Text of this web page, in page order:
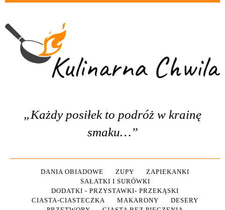
„Każdy posiłek to podróż w krainę
smaku…”
DANIA OBIADOWE ZUPY
ZAPIEKANKI
SAŁATKI I SURÓWKI
DODATKI - PRZYSTAWKI- PRZEKĄSKI
CIASTA-CIASTECZKA
MAKARONY
DESERY